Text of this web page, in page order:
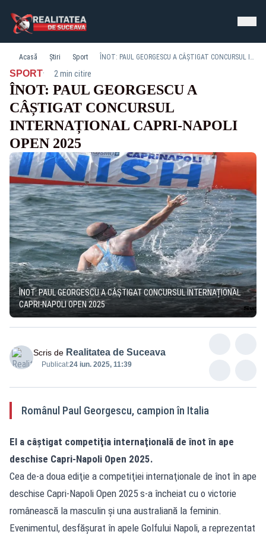
Acasă Știri Sport ÎNOT: PAUL GEORGESCU A CÂȘTIGAT CONCURSUL INTERNAȚIONAL CAPRI-NAPOLI OPEN 2025
SPORT· 2 min citire
ÎNOT: PAUL GEORGESCU A
CÂȘTIGAT CONCURSUL
INTERNAȚIONAL CAPRI-NAPOLI
OPEN 2025
ÎNOT: PAUL GEORGESCU A CÂȘTIGAT CONCURSUL INTERNAȚIONAL
CAPRI-NAPOLI OPEN 2025
Scris de Realitatea de Suceava
Publicat:24 iun. 2025, 11:39
Românul Paul Georgescu, campion în Italia
El a câştigat competiţia internaţională de înot în ape
deschise Capri-Napoli Open 2025.
Cea de-a doua ediţie a competiţiei internaţionale de înot în ape
deschise Capri-Napoli Open 2025 s-a încheiat cu o victorie
românească la masculin şi una australiană la feminin.
Evenimentul, desfăşurat în apele Golfului Napoli, a reprezentat